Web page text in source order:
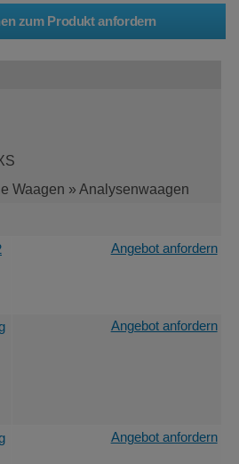
Waagen » Analysenwaagen
Angebot anfordern
Angebot anfordern
Angebot anfordern